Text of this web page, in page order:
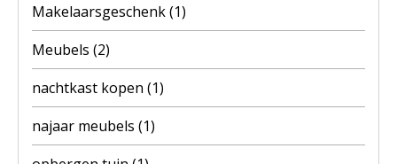
Makelaarsgeschenk(1)
Meubels (2)
nachtkast kopen (1)
najaar meubels (1)